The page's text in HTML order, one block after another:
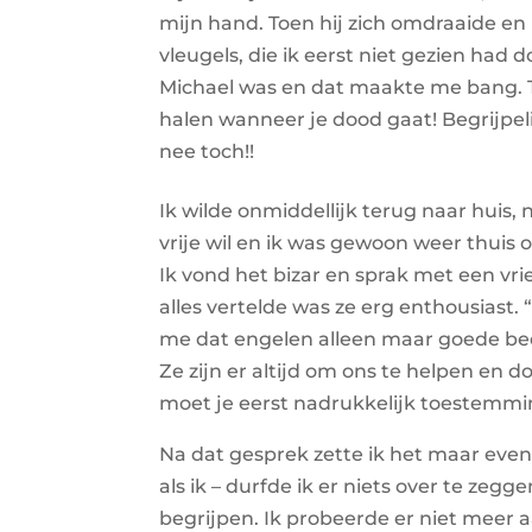
mijn hand. Toen hij zich omdraaide
vleugels, die ik eerst niet gezien had
Michael was en dat maakte me
halen wanneer je dood gaat!
nee toch!!
Ik wilde onmiddellijk terug naar huis,
vrije wil en ik was gewoon weer thuis
Ik vond het bizar en sprak met een
alles vertelde was ze erg enthousiast.
me dat engelen alleen maar goede
Ze zijn er altijd om ons te helpen en
moet je eerst nadrukkelijk
Na dat gesprek zette ik het maar
als ik – durfde ik er niets over te
begrijpen. Ik probeerde er niet meer